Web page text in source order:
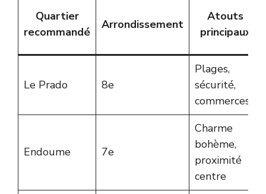
Quartier
recommandé
Arrondissement
Atouts
principaux
Le Prado 8e
Plages,
sécurité,
commerces
Endoume 7e
Charme
bohème,
proximité
centre